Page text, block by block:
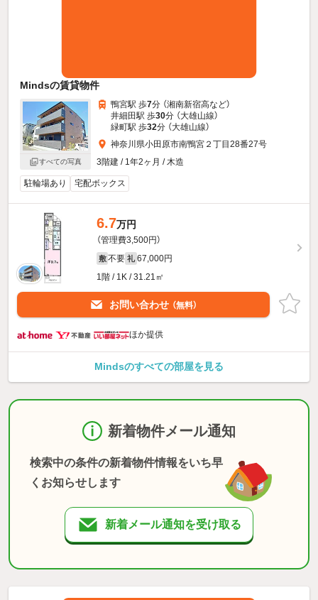
Mindsの賃貸物件
すべての写真
鴨宮駅 歩7分 （湘南新宿高など）
井細田駅 歩30分 （大雄山線）
緑町駅 歩32分 （大雄山線）
神奈川県小田原市南鴨宮２丁目28番27号
3階建 / 1年2ヶ月 / 木造
駐輪場あり 宅配ボックス
6.7万円
（管理費3,500円）
敷 不要 礼 67,000円
1階 / 1K / 31.21㎡
お問い合わせ （無料）
ほか提供
Mindsのすべての部屋を見る
新着物件メール通知
検索中の条件の新着物件情報をいち早
くお知らせします
新着メール通知を受け取る